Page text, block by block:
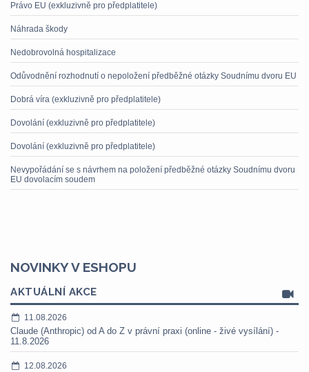
Právo EU (exkluzivně pro předplatitele)
Náhrada škody
Nedobrovolná hospitalizace
Odůvodnění rozhodnutí o nepoložení předběžné otázky Soudnímu dvoru EU
Dobrá víra (exkluzivně pro předplatitele)
Dovolání (exkluzivně pro předplatitele)
Dovolání (exkluzivně pro předplatitele)
Nevypořádání se s návrhem na položení předběžné otázky Soudnímu dvoru
EU dovolacím soudem
NOVINKY V ESHOPU
AKTUÁLNÍ AKCE
11.08.2026
Claude (Anthropic) od A do Z v právní praxi (online - živé vysílání) -
11.8.2026
12.08.2026